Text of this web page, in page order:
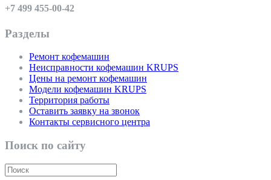
+7 499 455-00-42
Разделы
Ремонт кофемашин
Неисправности кофемашин KRUPS
Цены на ремонт кофемашин
Модели кофемашин KRUPS
Территория работы
Оставить заявку на звонок
Контакты сервисного центра
Поиск по сайту